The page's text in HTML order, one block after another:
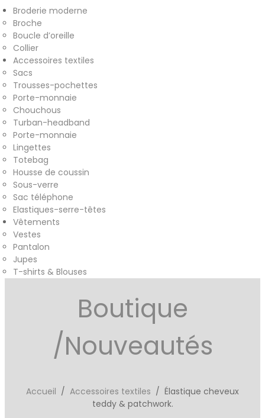
& accessoires
Accessoires textiles
écoresponsables faits main
Broderie moderne
Broche
Boucle d’oreille
Collier
Accessoires textiles
Sacs
Trousses-pochettes
Porte-monnaie
Chouchous
Turban-headband
Porte-monnaie
Lingettes
Totebag
Housse de coussin
Sous-verre
Sac téléphone
Elastiques-serre-têtes
Vêtements
Vestes
Pantalon
Jupes
T-shirts & Blouses
Boutique
/Nouveautés
Accueil / Accessoires textiles / Élastique cheveux
teddy & patchwork.